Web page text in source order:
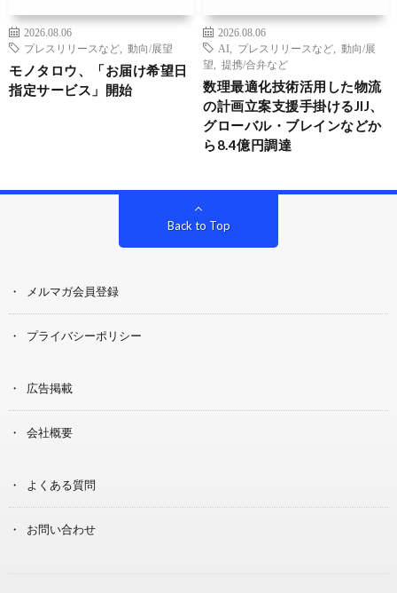
2026.08.06
プレスリリースなど
動向/展望
モノタロウ、「お届け希望日
指定サービス」開始
2026.08.06
AI
プレスリリースなど
動向/展
望
提携/合弁など
数理最適化技術活用した物流
の計画立案支援手掛けるJIJ、
グローバル・ブレインなどか
ら8.4億円調達
Back to Top
メルマガ会員登録
プライバシーポリシー
広告掲載
会社概要
よくある質問
お問い合わせ